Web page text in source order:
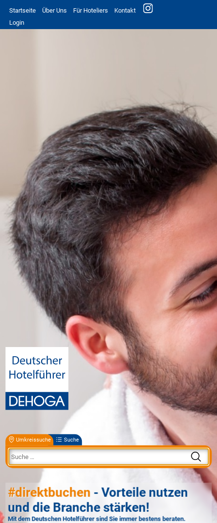
Startseite Über Uns Für Hoteliers
Kontakt
Login
Umkreissuche Suche
#direktbuchen - Vorteile nutzen
und die Branche stärken!
Mit dem Deutschen Hotelführer sind Sie immer bestens beraten.